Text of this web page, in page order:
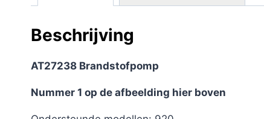
Beschrijving
AT27238 Brandstofpomp
Nummer 1 op de afbeelding hier boven